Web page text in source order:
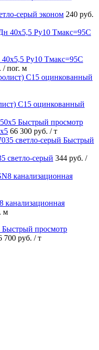
серый эконом 240 руб.
Ру10 Тмакс=95C
/ пог. м
С15 оцинкованный
Быстрый просмотр
66 300 руб. / т
Быстрый
светло-серый 344 руб. /
канализационная
м
Быстрый просмотр
700 руб. / т